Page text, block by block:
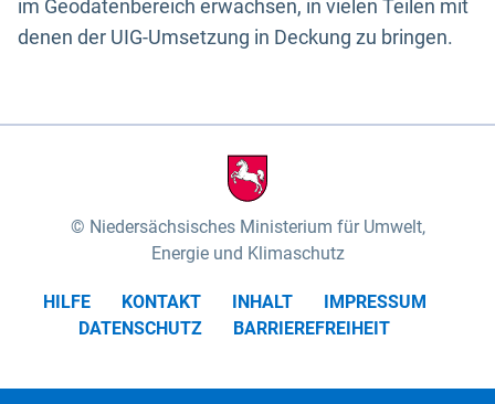
im Geodatenbereich erwachsen, in vielen Teilen mit
denen der UIG-Umsetzung in Deckung zu bringen.
Niedersächsisches Ministerium für Umwelt,
Energie und Klimaschutz
HILFE KONTAKT INHALT
IMPRESSUM
DATENSCHUTZ
BARRIEREFREIHEIT